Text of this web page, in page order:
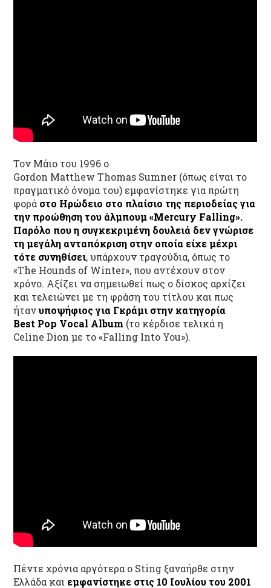
Τον Μάιο του 1996 ο
Gordon Matthew Thomas Sumner (όπως είναι το
πραγματικό όνομα του) εμφανίστηκε για πρώτη
φορά στο Ηρώδειο στο πλαίσιο της περιοδείας για
την προώθηση του άλμπουμ «Mercury Falling».
Παρόλο που η συγκεκριμένη δουλειά δεν γνώρισε
τη μεγάλη ανταπόκριση στην οποία είχε μέχρι
τότε συνηθίσει, υπάρχουν τραγούδια, όπως το
«The Hounds of Winter», που αντέχουν στον
χρόνο. Αξίζει να σημειωθεί πως ο δίσκος αρχίζει
και τελειώνει με τη φράση του τίτλου και πως
ήτανυποψήφιος για Γκράμι στην κατηγορία
Best Pop Vocal Album (το κέρδισε τελικά η
Celine Dion με το «Falling Into You»).
Πέντε χρόνια αργότερα ο Sting ξαναήρθε στην
Ελλάδα και εμφανίστηκε στις 10 Ιουλίου του 2001